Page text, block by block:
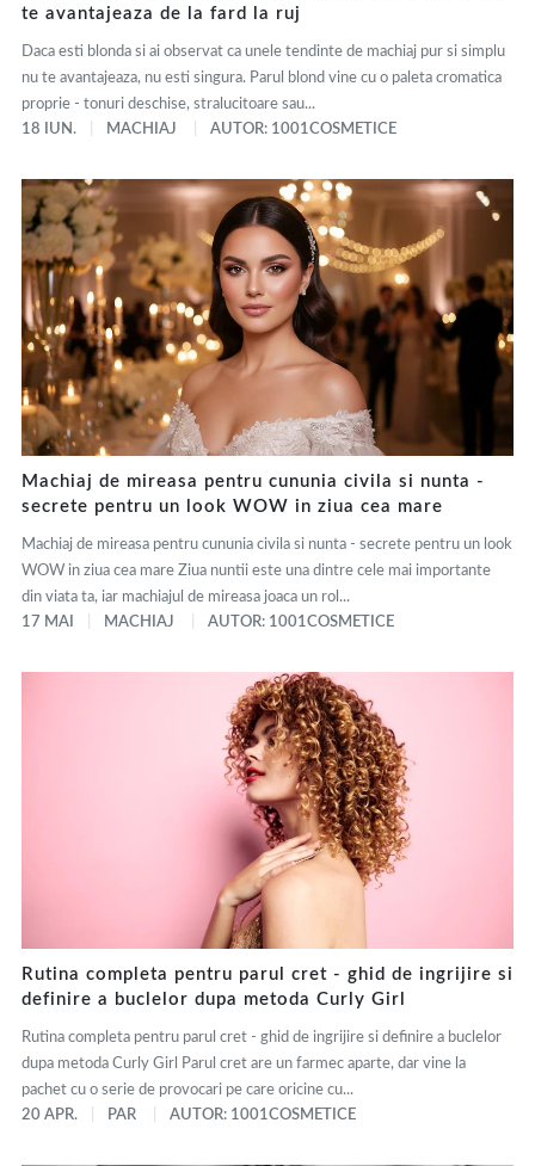
te avantajeaza de la fard la ruj
Daca esti blonda si ai observat ca unele tendinte de machiaj pur si simplu
nu te avantajeaza, nu esti singura. Parul blond vine cu o paleta cromatica
proprie - tonuri deschise, stralucitoare sau...
18 IUN.
MACHIAJ AUTOR: 1001COSMETICE
Machiaj de mireasa pentru cununia civila si nunta -
secrete pentru un look WOW in ziua cea mare
Machiaj de mireasa pentru cununia civila si nunta - secrete pentru un look
WOW in ziua cea mare Ziua nuntii este una dintre cele mai importante
din viata ta, iar machiajul de mireasa joaca un rol...
17 MAI
MACHIAJ AUTOR: 1001COSMETICE
Rutina completa pentru parul cret - ghid de ingrijire si
definire a buclelor dupa metoda Curly Girl
Rutina completa pentru parul cret - ghid de ingrijire si definire a buclelor
dupa metoda Curly Girl Parul cret are un farmec aparte, dar vine la
pachet cu o serie de provocari pe care oricine cu...
20 APR.
PAR AUTOR: 1001COSMETICE